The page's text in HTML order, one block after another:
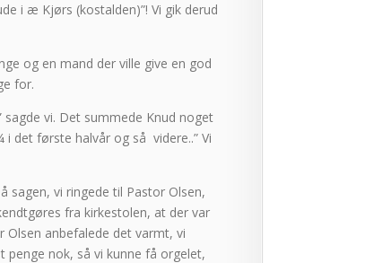
i æ Kjørs (kostalden)”! Vi gik derud
og en mand der ville give en god
for.
sagde vi. Det summede Knud noget
i det første halvår og så videre..” Vi
sagen, vi ringede til Pastor Olsen,
fra kirkestolen, at der var
anbefalede det varmt, vi
nok, så vi kunne få orgelet,